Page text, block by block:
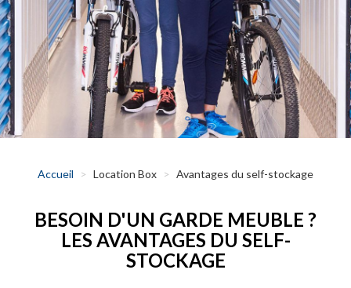
Accueil Location Box Avantages du self-stockage
BESOIN D'UN GARDE MEUBLE ?
LES AVANTAGES DU SELF-
STOCKAGE